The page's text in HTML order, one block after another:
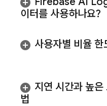
이터를 사용하나요?
사용자별 비율
지연 시간과 높
법